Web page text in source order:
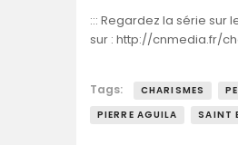
::: Regardez la série sur
sur : http://cnmedia.fr/
Tags: CHARISMES
PIERRE AGUILA
SAINT